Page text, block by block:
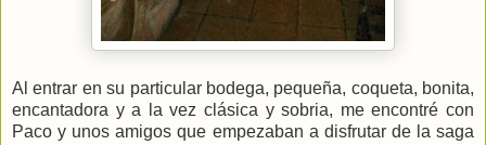
Al entrar en su particular bodega, pequeña, coqueta, bonita,
encantadora y a la vez clásica y sobria, me encontré con
Paco y unos amigos que empezaban a disfrutar de la saga